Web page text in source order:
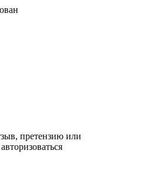
претензию или